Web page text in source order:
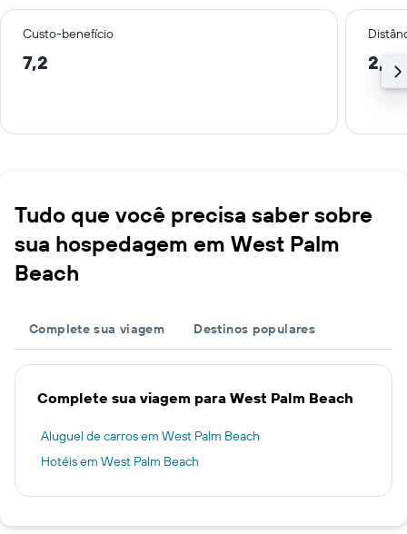
Custo-benefício
7,2 2,0
Tudo que você precisa saber sobre
sua hospedagem em West Palm
Beach
Complete sua viagem Destinos populares
Complete sua viagem para West Palm Beach
Aluguel de carros em West Palm Beach
Hotéis em West Palm Beach